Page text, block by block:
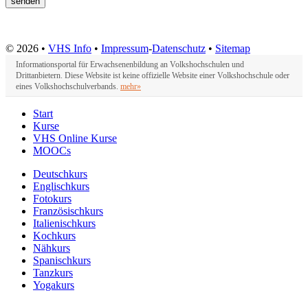
© 2026 • VHS Info • Impressum-Datenschutz • Sitemap
Informationsportal für Erwachsenenbildung an Volkshochschulen und
Drittanbietern. Diese Website ist keine offizielle Website einer Volkshochschule oder
eines Volkshochschulverbands. mehr»
Start
Kurse
VHS Online Kurse
MOOCs
Deutschkurs
Englischkurs
Fotokurs
Französischkurs
Italienischkurs
Kochkurs
Nähkurs
Spanischkurs
Tanzkurs
Yogakurs